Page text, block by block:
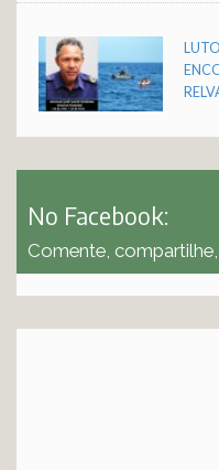
No Facebook:
Comente,